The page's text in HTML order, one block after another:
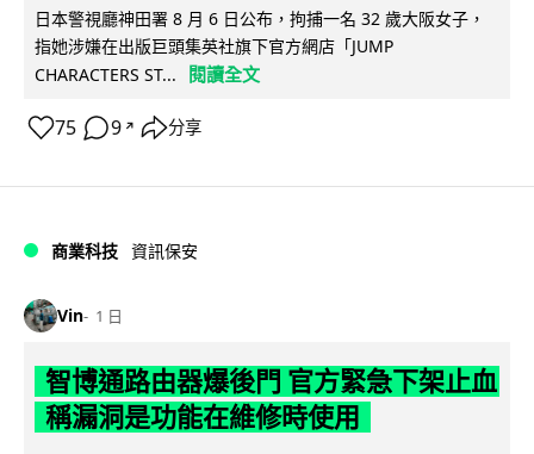
日本警視廳神田署 8 月 6 日公布，拘捕一名 32 歲大阪女子，
指她涉嫌在出版巨頭集英社旗下官方網店「JUMP
CHARACTERS ST...
閱讀全文
75 9 ↗ 分享
商業科技 資訊保安
Vin 1 日
智博通路由器爆後門 官方緊急下架止血
稱漏洞是功能在維修時使用